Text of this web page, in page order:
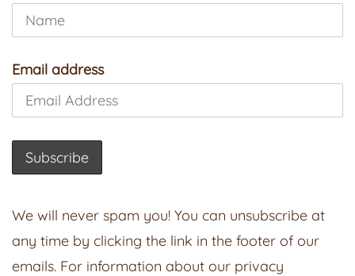
Email address
We will never spam you! You can unsubscribe at
any time by clicking the link in the footer of our
emails. For information about our privacy